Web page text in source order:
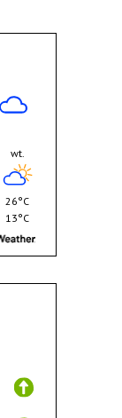
wt.
26°C
13°C